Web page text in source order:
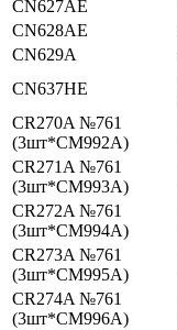
CN627AE
CN628AE
CN629A
CN637HE
CR270A №761
(3шт*CM992A)
CR271A №761
(3шт*CM993A)
CR272A №761
(3шт*CM994A)
CR273A №761
(3шт*CM995A)
CR274A №761
(3шт*CM996A)